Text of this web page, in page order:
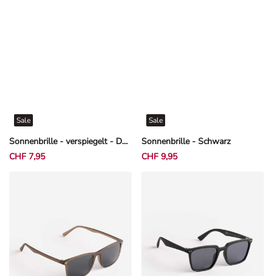
Sonnenbrille - verspiegelt - Dunkelgrau
Sale
CHF 7,95
Sonnenbrille - Schwarz
Sale
CHF 9,95